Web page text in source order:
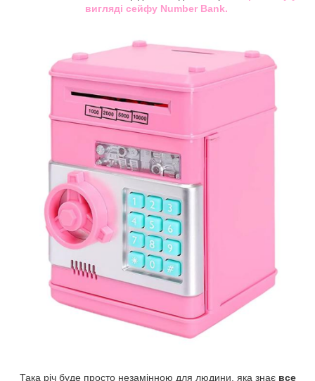
вигляді сейфу Number Bank.
Така річ буде просто незамінною для людини, яка знаєвсе